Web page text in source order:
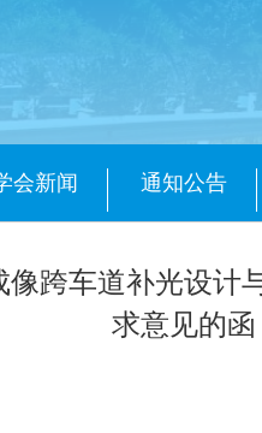
会新闻 通知公告
跨车道补光设计
求意见的函